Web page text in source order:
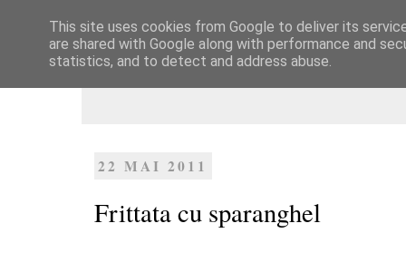
Dulcegarii culinare
22 MAI 2011
Frittata cu sparanghel
This site uses cookies from Google to deliver its
are shared with Google along with performance and
statistics, and to detect and address abuse.